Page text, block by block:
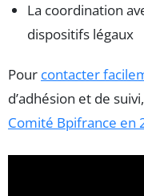
La coordination
dispositifs légaux
Pour contacter
d’adhésion et de
Comité Bpifrance en